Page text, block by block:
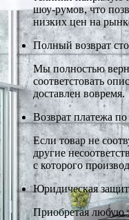
шоу-румов, что
низких цен на
Полный возврат
Мы полностью
соответстовать
доставлен вовремя.
Возврат платежа по
Если товар не
другие
с которого
Юридическая
Приобретая любую